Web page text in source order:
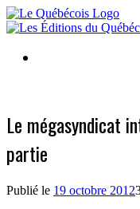
Skip
to
Le mégasyndicat
partie
Publié le 19 octobre 2012